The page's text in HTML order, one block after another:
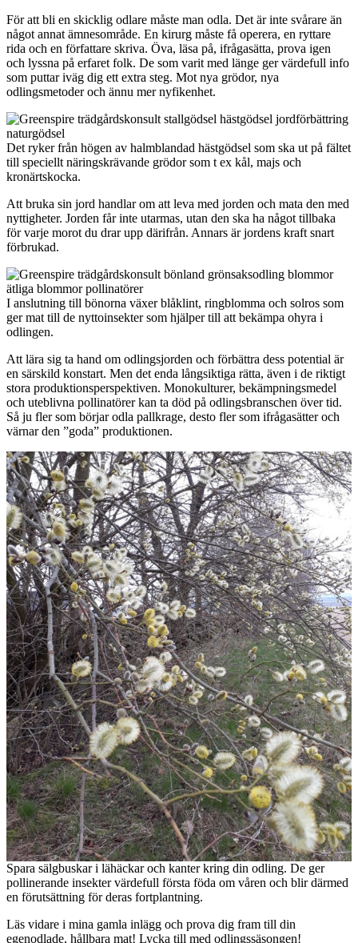
För att bli en skicklig odlare måste man odla. Det är inte svårare än
något annat ämnesområde. En kirurg måste få operera, en ryttare
rida och en författare skriva. Öva, läsa på, ifrågasätta, prova igen
och lyssna på erfaret folk. De som varit med länge ger värdefull info
som puttar iväg dig ett extra steg. Mot nya grödor, nya
odlingsmetoder och ännu mer nyfikenhet.
Det ryker från högen av halmblandad hästgödsel som ska ut på fältet
till speciellt näringskrävande grödor som t ex kål, majs och
kronärtskocka.
Att bruka sin jord handlar om att leva med jorden och mata den med
nyttigheter. Jorden får inte utarmas, utan den ska ha något tillbaka
för varje morot du drar upp därifrån. Annars är jordens kraft snart
förbrukad.
I anslutning till bönorna växer blåklint, ringblomma och solros som
ger mat till de nyttoinsekter som hjälper till att bekämpa ohyra i
odlingen.
Att lära sig ta hand om odlingsjorden och förbättra dess potential är
en särskild konstart. Men det enda långsiktiga rätta, även i de riktigt
stora produktionsperspektiven. Monokulturer, bekämpningsmedel
och uteblivna pollinatörer kan ta död på odlingsbranschen över tid.
Så ju fler som börjar odla pallkrage, desto fler som ifrågasätter och
värnar den ”goda” produktionen.
Spara sälgbuskar i lähäckar och kanter kring din odling. De ger
pollinerande insekter värdefull första föda om våren och blir därmed
en förutsättning för deras fortplantning.
Läs vidare i mina gamla inlägg och prova dig fram till din
egenodlade, hållbara mat! Lycka till med odlingssäsongen!